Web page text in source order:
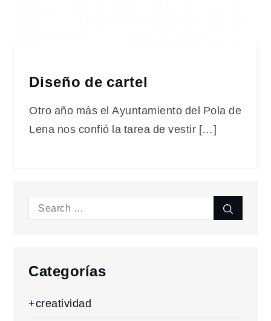
Diseño de cartel
Otro año más el Ayuntamiento del Pola de
Lena nos confió la tarea de vestir […]
Search
Categorías
+creatividad